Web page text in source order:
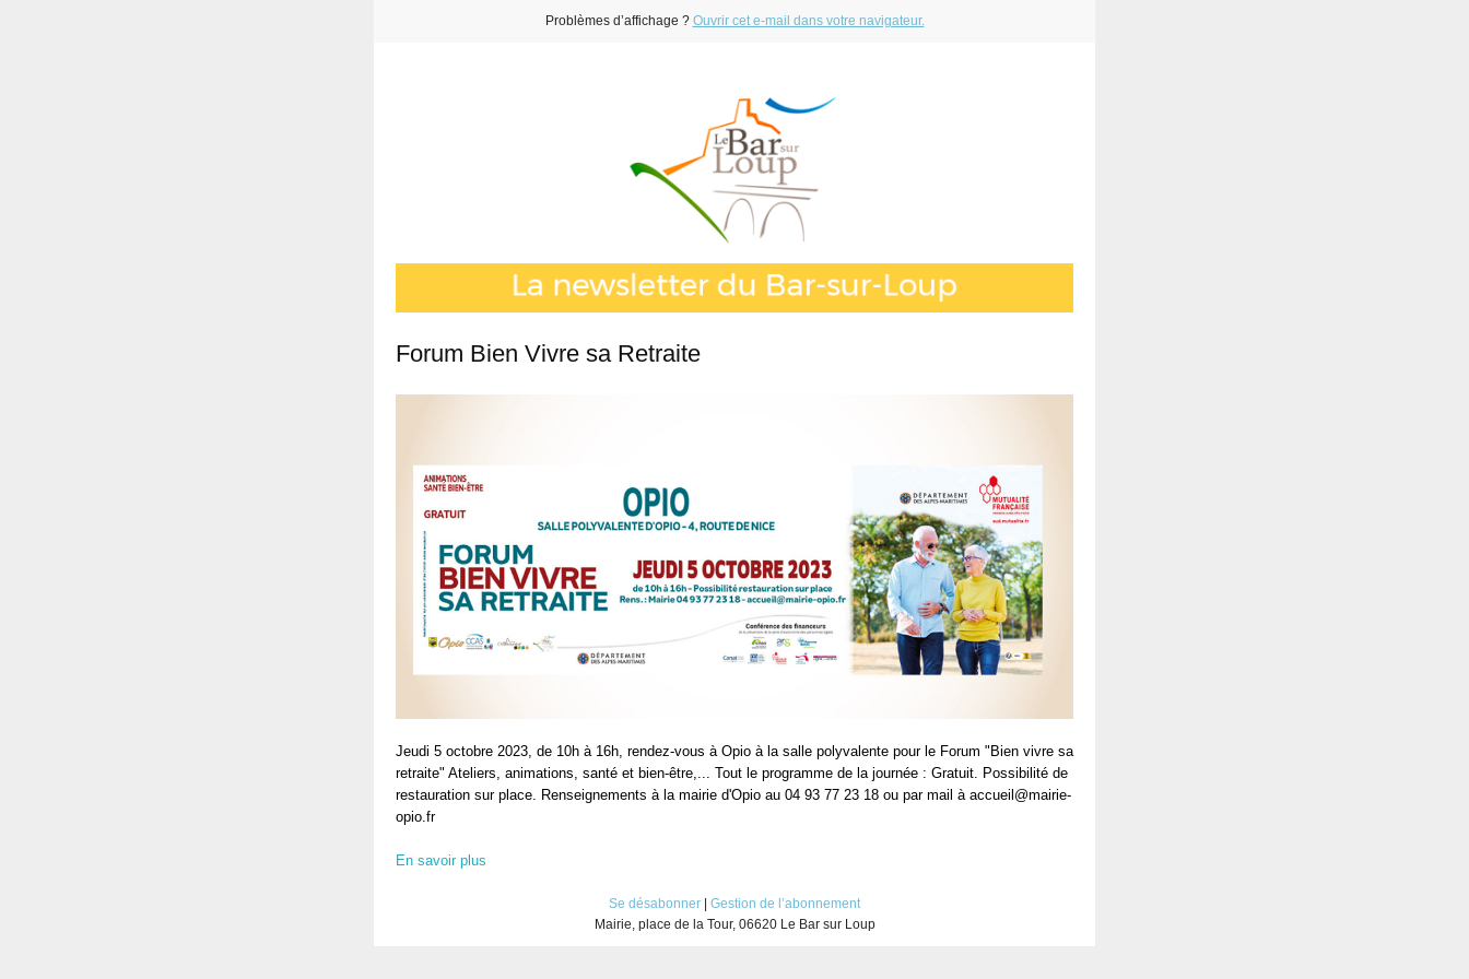
Problèmes d’affichage ? Ouvrir cet e-mail dans votre navigateur.
Forum Bien Vivre sa Retraite
Jeudi 5 octobre 2023, de 10h à 16h, rendez-vous à Opio à la salle polyvalente pour le Forum "Bien vivre sa
retraite" Ateliers, animations, santé et bien-être,... Tout le programme de la journée : Gratuit. Possibilité de
restauration sur place. Renseignements à la mairie d'Opio au 04 93 77 23 18 ou par mail à accueil@mairie-
opio.fr
En savoir plus
Se désabonner
Gestion de l’abonnement
Mairie, place de la Tour, 06620 Le Bar sur Loup